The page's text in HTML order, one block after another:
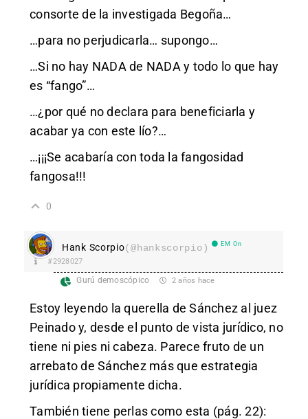
consorte de la investigada Begoña…
…para no perjudicarla… supongo…
…Si no hay NADA de NADA y todo lo que hay
es “fango”…
…¿por qué no declara para beneficiarla y
acabar ya con este lío?…
…¡¡¡Se acabaría con toda la fangosidad
fangosa!!!
0
Hank Scorpio(@hankscorpio) EM On
#2928027
Gurú demoscópico 2 años hace
Estoy leyendo la querella de Sánchez al juez
Peinado y, desde el punto de vista jurídico, no
tiene ni pies ni cabeza. Parece fruto de un
arrebato de Sánchez más que estrategia
jurídica propiamente dicha.
También tiene perlas como esta (pág. 22):